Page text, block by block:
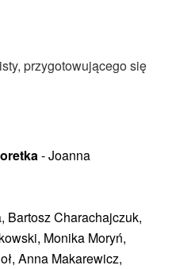
przygotowującego się
- Joanna
Bartosz Charachajczuk,
Monika Moryń,
Anna Makarewicz,